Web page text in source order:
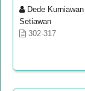
Dede
Setiawan
302-317